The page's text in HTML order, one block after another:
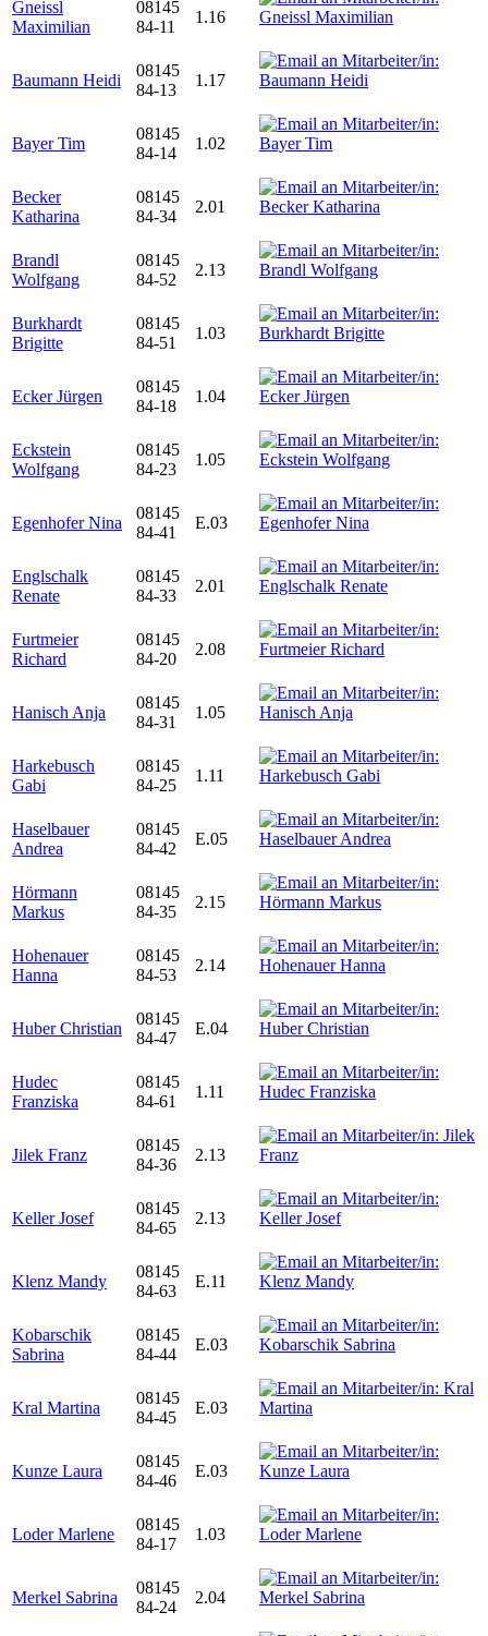
Gneissl
Maximilian
08145
84-11
1.16
Baumann Heidi
08145
84-13
1.17
Bayer Tim
08145
84-14
1.02
Becker
Katharina
08145
84-34
2.01
Brandl
Wolfgang
08145
84-52
2.13
Burkhardt
Brigitte
08145
84-51
1.03
Ecker Jürgen
08145
84-18
1.04
Eckstein
Wolfgang
08145
84-23
1.05
Egenhofer Nina
08145
84-41
E.03
Englschalk
Renate
08145
84-33
2.01
Furtmeier
Richard
08145
84-20
2.08
Hanisch Anja
08145
84-31
1.05
Harkebusch
Gabi
08145
84-25
1.11
Haselbauer
Andrea
08145
84-42
E.05
Hörmann
Markus
08145
84-35
2.15
Hohenauer
Hanna
08145
84-53
2.14
Huber Christian
08145
84-47
E.04
Hudec
Franziska
08145
84-61
1.11
Jilek Franz
08145
84-36
2.13
Keller Josef
08145
84-65
2.13
Klenz Mandy
08145
84-63
E.11
Kobarschik
Sabrina
08145
84-44
E.03
Kral Martina
08145
84-45
E.03
Kunze Laura
08145
84-46
E.03
Loder Marlene
08145
84-17
1.03
Merkel Sabrina
08145
84-24
2.04